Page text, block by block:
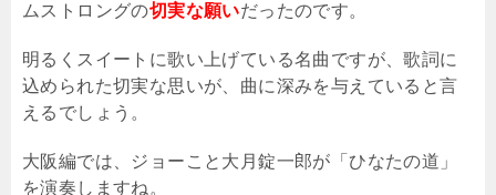
ムストロングの切実な願いだったのです。
明るくスイートに歌い上げている名曲ですが、歌詞に
込められた切実な思いが、曲に深みを与えていると言
えるでしょう。
大阪編では、ジョーこと大月錠一郎が「ひなたの道」
を演奏しますね。